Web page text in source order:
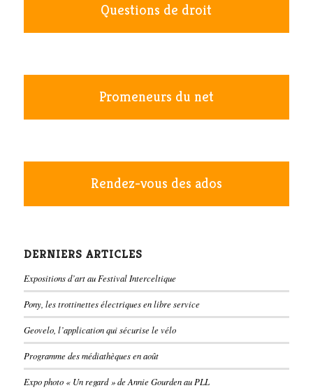
Questions de droit
Promeneurs du net
Rendez-vous des ados
DERNIERS ARTICLES
Expositions d’art au Festival Interceltique
Pony, les trottinettes électriques en libre service
Geovelo, l’application qui sécurise le vélo
Programme des médiathèques en août
Expo photo « Un regard » de Annie Gourden au PLL